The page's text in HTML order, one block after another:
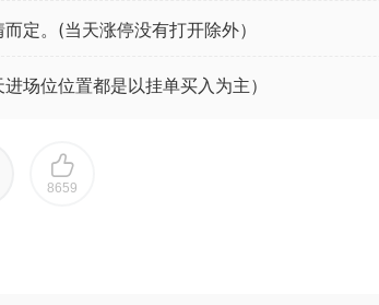
定。(当天涨停没有打开除外）
场位位置都是以挂单买入为主）
8659